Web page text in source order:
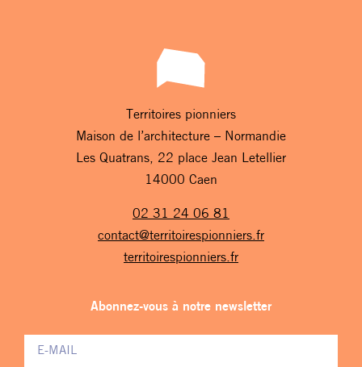
Territoires pionniers
Maison de l’architecture – Normandie
Les Quatrans, 22 place Jean Letellier
14000 Caen
02 31 24 06 81
contact@territoirespionniers.fr
territoirespionniers.fr
Abonnez-vous à notre newsletter